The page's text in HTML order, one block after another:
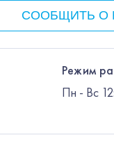
СООБЩИТЬ О
Режим
Пн - Вс